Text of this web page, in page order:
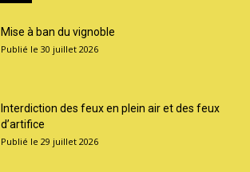
Mise à ban du vignoble
30 juillet 2026
Interdiction des feux en plein air et des feux
d’artifice
29 juillet 2026